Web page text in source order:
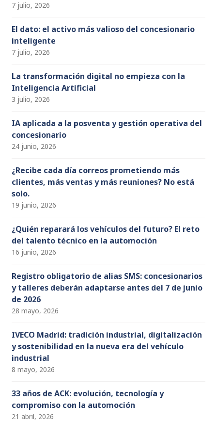
7 julio, 2026
El dato: el activo más valioso del concesionario
inteligente
7 julio, 2026
La transformación digital no empieza con la
Inteligencia Artificial
3 julio, 2026
IA aplicada a la posventa y gestión operativa del
concesionario
24 junio, 2026
¿Recibe cada día correos prometiendo más
clientes, más ventas y más reuniones? No está
solo.
19 junio, 2026
¿Quién reparará los vehículos del futuro? El reto
del talento técnico en la automoción
16 junio, 2026
Registro obligatorio de alias SMS: concesionarios
y talleres deberán adaptarse antes del 7 de junio
de 2026
28 mayo, 2026
IVECO Madrid: tradición industrial, digitalización
y sostenibilidad en la nueva era del vehículo
industrial
8 mayo, 2026
33 años de ACK: evolución, tecnología y
compromiso con la automoción
21 abril, 2026